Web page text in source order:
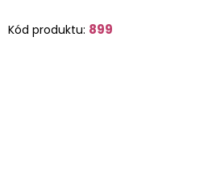
Kód produktu: 899